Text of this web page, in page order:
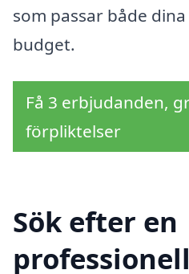
som passar både
budget.
Få 3 erbjudanden,
förpliktelser
Sök efter en